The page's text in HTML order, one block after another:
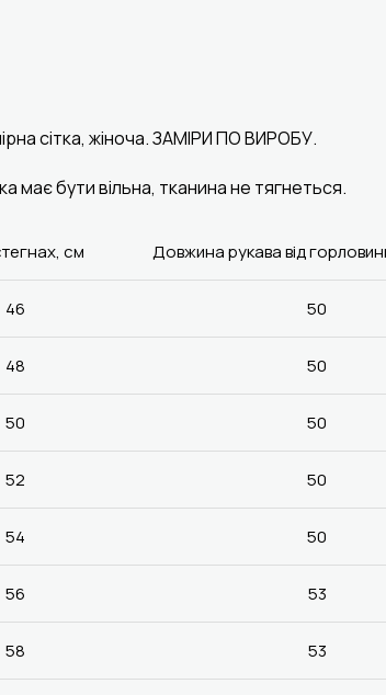
сітка, жіноча. ЗАМІРИ ПО ВИРОБУ.
має бути вільна, тканина не тягнеться.
см Довжина рукава від
46 50
48 50
50 50
52 50
54 50
56 53
58 53